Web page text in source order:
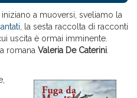
a muoversi, sveliamo la
, la sesta raccolta di racconti
uscita è ormai imminente.
romana Valeria De Caterini